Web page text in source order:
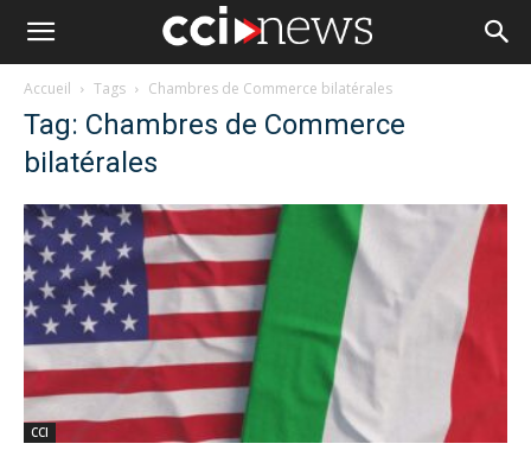
Accueil Tags Chambres de Commerce bilatérales
Tag: Chambres de Commerce
bilatérales
CCI